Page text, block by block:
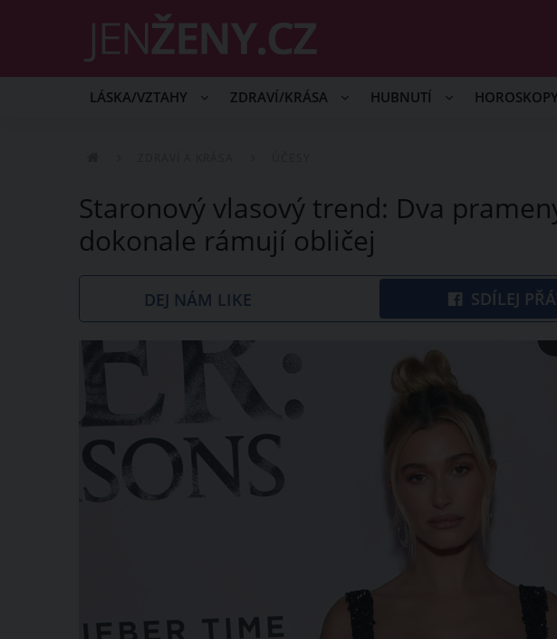
LÁSKA/VZTAHY ZDRAVÍ/KRÁSA HUBNUTÍ HOROSKOPY
Staronový vlasový trend: Dva
dokonale rámují obličej
DEJ NÁM LIKE SDÍLEJ